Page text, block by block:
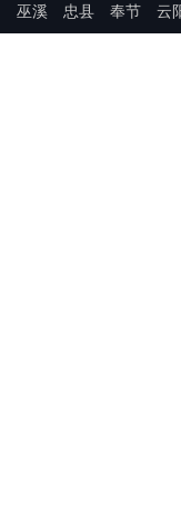
巫溪
忠县 奉节 云